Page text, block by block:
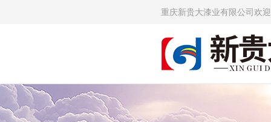
重庆新贵大漆业有限公司欢